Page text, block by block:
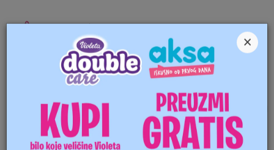
POMOĆ PRI KUPOVINI
Mogućnost zamjene artikla. Ukoliko ste
nakon prijema pošiljke poželjeli da
zamjenite artikal za drugi, to možete učiniti
vrlo lako. Pogledajteovdjedetaljnije.
Za sve narudžbe preko 60 BAM cijena
dostave je 4 BAM. Za narudžbe ispod 60
BAM, cijena dostave je 9 BAM.
×